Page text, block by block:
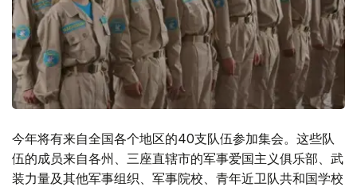
今年将有来自全国各个地区的40支队伍参加集会。这些队
伍的成员来自各州、三座直辖市的军事爱国主义俱乐部、武
装力量及其他军事组织、军事院校、青年近卫队共和国学校